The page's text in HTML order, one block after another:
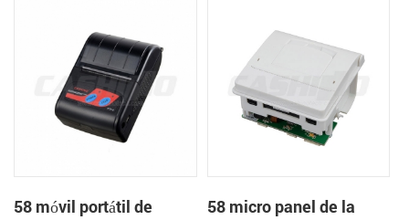
58 móvil portátil de
58 micro panel de la